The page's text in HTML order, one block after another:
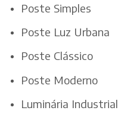
Poste Simples
Poste Luz Urbana
Poste Clássico
Poste Moderno
Luminária Industrial